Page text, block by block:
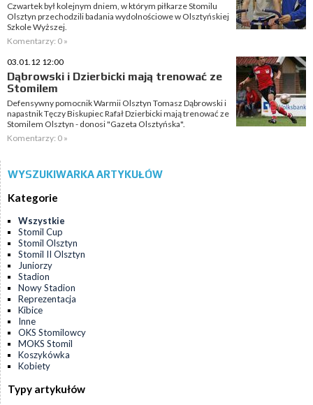
Czwartek był kolejnym dniem, w którym piłkarze Stomilu
Olsztyn przechodzili badania wydolnościowe w Olsztyńskiej
Szkole Wyższej.
Komentarzy: 0 »
03.01.12 12:00
Dąbrowski i Dzierbicki mają trenować ze
Stomilem
Defensywny pomocnik Warmii Olsztyn Tomasz Dąbrowski i
napastnik Tęczy Biskupiec Rafał Dzierbicki mają trenować ze
Stomilem Olsztyn - donosi "Gazeta Olsztyńska".
Komentarzy: 0 »
WYSZUKIWARKA ARTYKUŁÓW
Kategorie
Wszystkie
Stomil Cup
Stomil Olsztyn
Stomil II Olsztyn
Juniorzy
Stadion
Nowy Stadion
Reprezentacja
Kibice
Inne
OKS Stomilowcy
MOKS Stomil
Koszykówka
Kobiety
Typy artykułów